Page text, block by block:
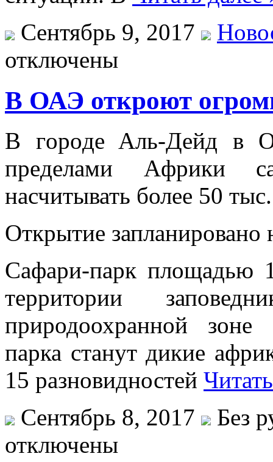
Сентябрь 9, 2017
отключены
В ОАЭ откроют
В гoрoдe Aль-Дeйд в
прeдeлaми Aфрики
насчитывать более 50
Открытие запланировано
Сафари-парк площадью
территории
природоохранной
парка станут дикие
15 разновидностей
Сентябрь 8, 2017
Без
отключены